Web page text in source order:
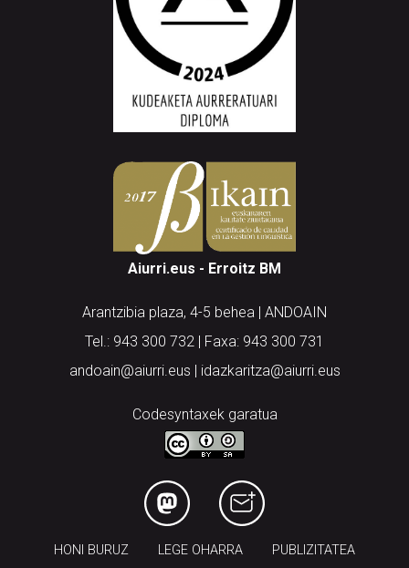
Aiurri.eus - Erroitz BM
Arantzibia plaza, 4-5 behea | ANDOAIN
Tel.: 943 300 732 | Faxa: 943 300 731
andoain@aiurri.eus | idazkaritza@aiurri.eus
Codesyntaxek garatua
HONI BURUZ LEGE OHARRA PUBLIZITATEA